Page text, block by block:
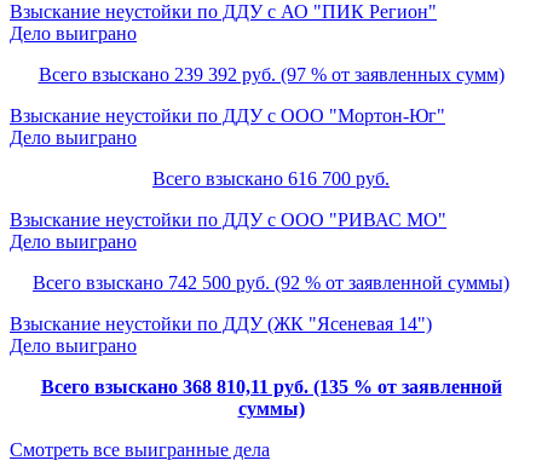
Взыскание неустойки по ДДУ с АО "ПИК Регион"
Дело выиграно
Всего взыскано 239 392 руб. (97 % от заявленных сумм)
Взыскание неустойки по ДДУ с ООО "Мортон-Юг"
Дело выиграно
Всего взыскано 616 700 руб.
Взыскание неустойки по ДДУ с ООО "РИВАС МО"
Дело выиграно
Всего взыскано 742 500 руб. (92 % от заявленной суммы)
Взыскание неустойки по ДДУ (ЖК "Ясеневая 14")
Дело выиграно
Всего взыскано 368 810,11 руб. (135 % от заявленной
суммы)
Смотреть все выигранные дела